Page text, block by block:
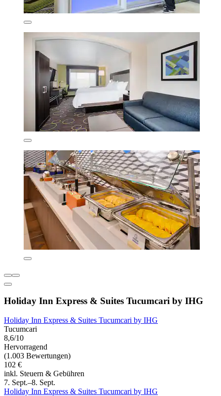
Holiday Inn Express & Suites Tucumcari by IHG
Holiday Inn Express & Suites Tucumcari by IHG
Tucumcari
8,6/10
Hervorragend
(1.003 Bewertungen)
102 €
inkl. Steuern & Gebühren
7. Sept.–8. Sept.
Holiday Inn Express & Suites Tucumcari by IHG